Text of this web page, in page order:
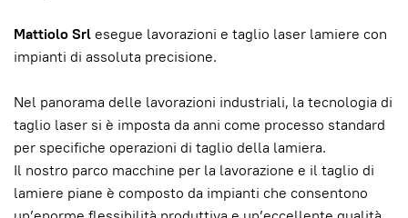
Mattiolo Srl esegue lavorazioni e taglio laser lamiere con
impianti di assoluta precisione.
Nel panorama delle lavorazioni industriali, la tecnologia di
taglio laser si è imposta da anni come processo standard
per specifiche operazioni di taglio della lamiera.
Il nostro parco macchine per la lavorazione e il taglio di
lamiere piane è composto da impianti che consentono